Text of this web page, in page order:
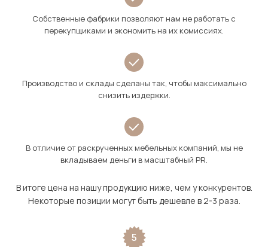
Собственные фабрики позволяют нам не работать с
перекупщиками и экономить на их комиссиях.
Производство и склады сделаны так, чтобы максимально
снизить издержки.
В отличие от раскрученных мебельных компаний, мы не
вкладываем деньги в масштабный PR.
В итоге цена на нашу продукцию ниже, чем у конкурентов.
Некоторые позиции могут быть дешевле в 2-3 раза.
5